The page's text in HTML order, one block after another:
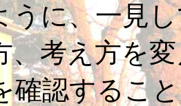
に、一見し
、考え方を
確認するこ